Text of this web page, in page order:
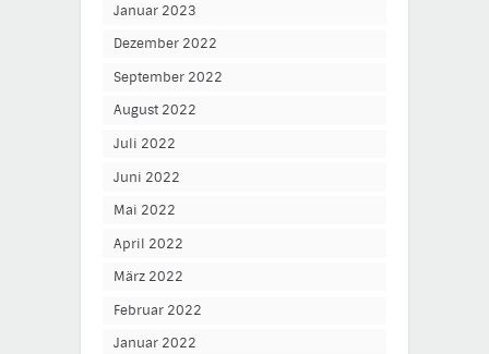
Januar 2023
Dezember 2022
September 2022
August 2022
Juli 2022
Juni 2022
Mai 2022
April 2022
März 2022
Februar 2022
Januar 2022